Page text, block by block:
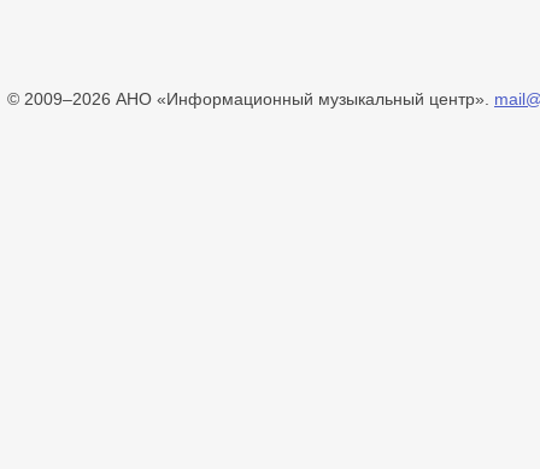
© 2009–2026 АНО «Информационный музыкальный центр».